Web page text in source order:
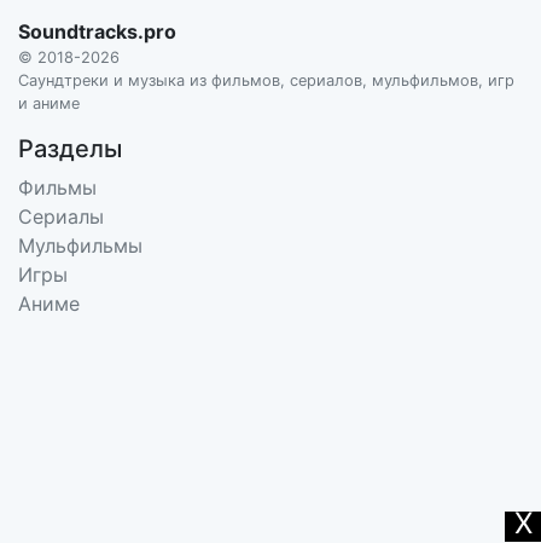
Soundtracks.pro
© 2018-2026
Саундтреки и музыка из фильмов, сериалов, мульфильмов, игр
и аниме
Разделы
Фильмы
Сериалы
Мульфильмы
Игры
Аниме
X